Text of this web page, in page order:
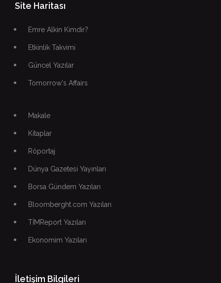
Site Haritası
Emre Alkin Kimdir?
Etkinlik Takvimi
Güncel Yazılar
Tomorrow's Affairs
Makale
Kitaplar
Röportaj
Dünya Gazetesi Yayınları
Borsa Gündem Yazıları
Bloomberght.com Yazıları
TİMReport Yazıları
Ekonomim Yazıları
İletişim Bilgileri